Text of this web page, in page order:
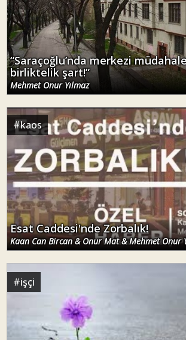
“Saraçoğlu’nda merkezi
birliktelik şart!”
Mehmet Onur Yılmaz
#kaos
Esat Caddesi'nde Zorbalık!
Kaan Can Bircan & Onur Mat & Mehmet Onur
#işçi